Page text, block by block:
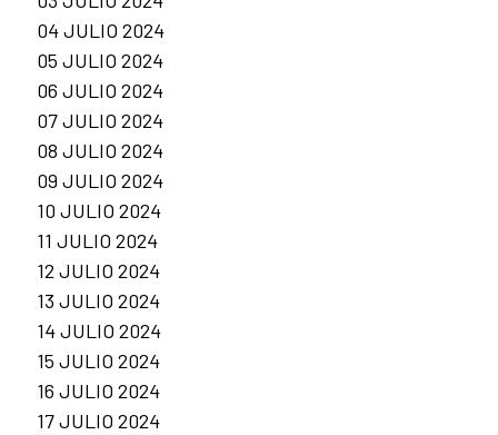
04 JULIO 2024
05 JULIO 2024
06 JULIO 2024
07 JULIO 2024
08 JULIO 2024
09 JULIO 2024
10 JULIO 2024
11 JULIO 2024
12 JULIO 2024
13 JULIO 2024
14 JULIO 2024
15 JULIO 2024
16 JULIO 2024
17 JULIO 2024